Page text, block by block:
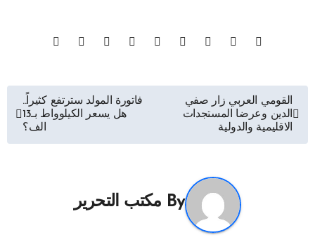
تصفّح
المقالات
القومي العربي زار صفي
الدين وعرضا المستجدات
الاقليمية والدولية
فاتورة المولد سترتفع كثيراً..
هل يسعر الكيلوواط بـ13
الف؟
By مكتب التحرير